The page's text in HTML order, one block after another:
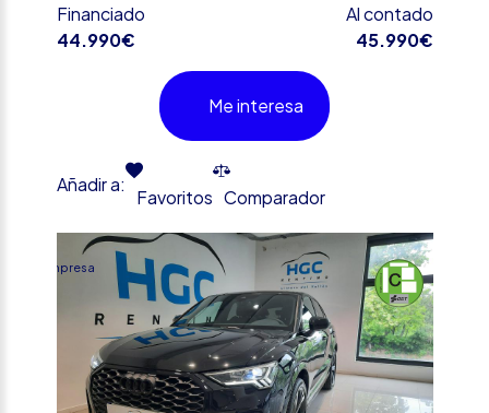
Financiado
44.990€
Al contado
45.990€
Me interesa
Añadir a:
Favoritos Comparador
Empresa